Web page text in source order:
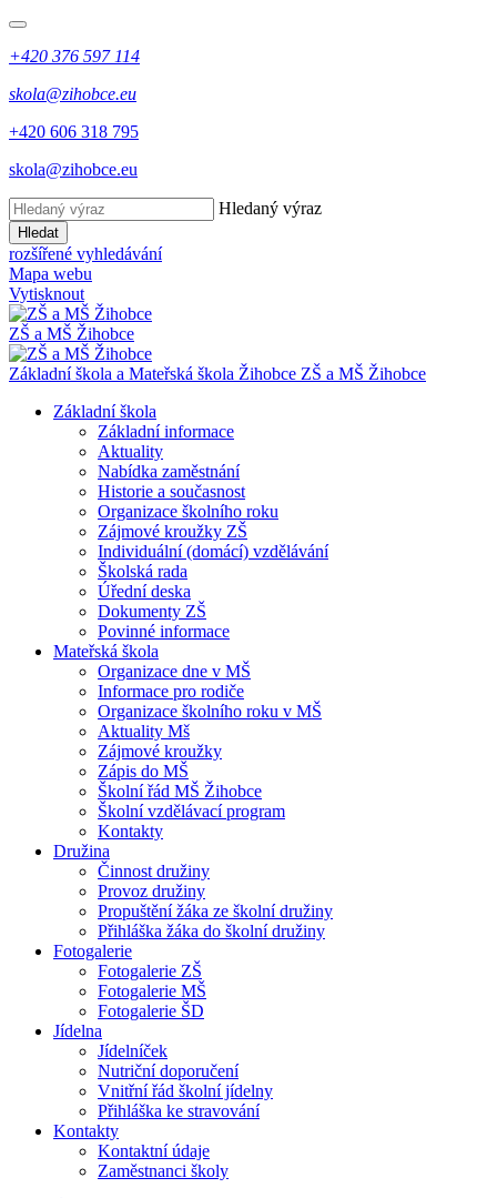
+420 376 597 114
skola@zihobce.eu
+420 606 318 795
skola@zihobce.eu
Hledaný výraz
Hledat
rozšířené vyhledávání
Mapa webu
Vytisknout
ZŠ a MŠ Žihobce
Základní škola a Mateřská škola Žihobce ZŠ a MŠ Žihobce
Základní škola
Základní informace
Aktuality
Nabídka zaměstnání
Historie a současnost
Organizace školního roku
Zájmové kroužky ZŠ
Individuální (domácí) vzdělávání
Školská rada
Úřední deska
Dokumenty ZŠ
Povinné informace
Mateřská škola
Organizace dne v MŠ
Informace pro rodiče
Organizace školního roku v MŠ
Aktuality Mš
Zájmové kroužky
Zápis do MŠ
Školní řád MŠ Žihobce
Školní vzdělávací program
Kontakty
Družina
Činnost družiny
Provoz družiny
Propuštění žáka ze školní družiny
Přihláška žáka do školní družiny
Fotogalerie
Fotogalerie ZŠ
Fotogalerie MŠ
Fotogalerie ŠD
Jídelna
Jídelníček
Nutriční doporučení
Vnitřní řád školní jídelny
Přihláška ke stravování
Kontakty
Kontaktní údaje
Zaměstnanci školy